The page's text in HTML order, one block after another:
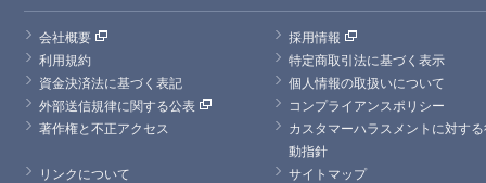
会社概要
採用情報
利用規約
特定商取引法に基づく表示
資金決済法に基づく表記
個人情報の取扱いについて
外部送信規律に関する公表
コンプライアンスポリシー
著作権と不正アクセス
カスタマーハラスメントに対す
動指針
リンクについて
サイトマップ